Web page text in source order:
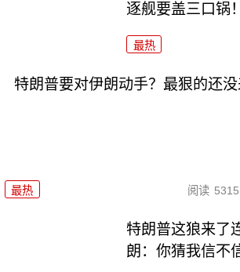
逐舰要盖三口锅！
最热
特朗普要对伊朗动手？最狠的还
最热 阅读 5315
特朗普这狼来了
朗：你猜我信不